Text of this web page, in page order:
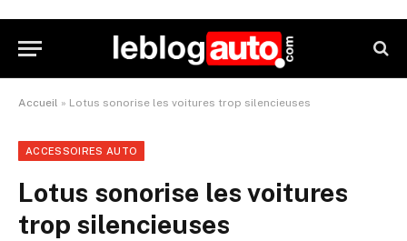
Accueil » Lotus sonorise les voitures trop silencieuses
ACCESSOIRES AUTO
Lotus sonorise les voitures
trop silencieuses